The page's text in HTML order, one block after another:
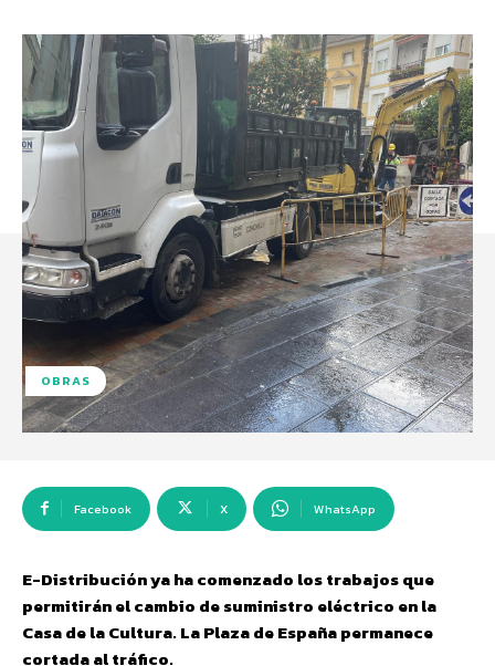
OBRAS
Facebook X WhatsApp
E-Distribución ya ha comenzado los trabajos que
permitirán el cambio de suministro eléctrico en la
Casa de la Cultura. La Plaza de España permanece
cortada al tráfico.